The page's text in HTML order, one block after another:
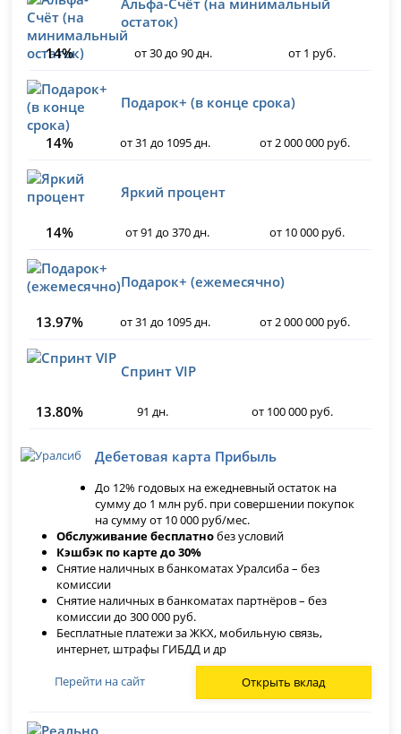
Альфа-Счёт (на минимальный
остаток)
14%
от 30 до 90 дн. от 1 руб.
Подарок+ (в конце срока)
14% от 31 до 1095 дн. от 2 000 000 руб.
Яркий процент
14% от 91 до 370 дн. от 10 000 руб.
Подарок+ (ежемесячно)
13.97% от 31 до 1095 дн. от 2 000 000 руб.
Спринт VIP
13.80% 91 дн. от 100 000 руб.
Дебетовая карта Прибыль
До 12% годовых на ежедневный остаток на
сумму до 1 млн руб. при совершении покупок
на сумму от 10 000 руб/мес.
Обслуживание бесплатнобез условий
Кэшбэк по карте до 30%
Снятие наличных в банкоматах Уралсиба – без
комиссии
Снятие наличных в банкоматах партнёров – без
комиссии до 300 000 руб.
Бесплатные платежи за ЖКХ, мобильную связь,
интернет, штрафы ГИБДД и др
Перейти на сайт
Открыть вклад